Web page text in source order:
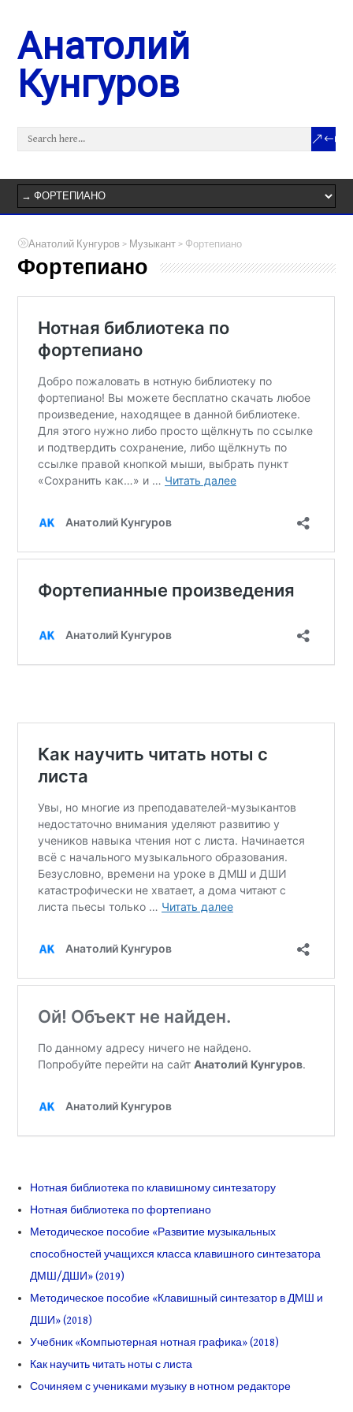
Анатолий
Кунгуров
Анатолий Кунгуров > Музыкант > Фортепиано
Фортепиано
Нотная библиотека по клавишному синтезатору
Нотная библиотека по фортепиано
Методическое пособие «Развитие музыкальных
способностей учащихся класса клавишного синтезатора
ДМШ/ДШИ» (2019)
Методическое пособие «Клавишный синтезатор в ДМШ и
ДШИ» (2018)
Учебник «Компьютерная нотная графика» (2018)
Как научить читать ноты с листа
Сочиняем с учениками музыку в нотном редакторе